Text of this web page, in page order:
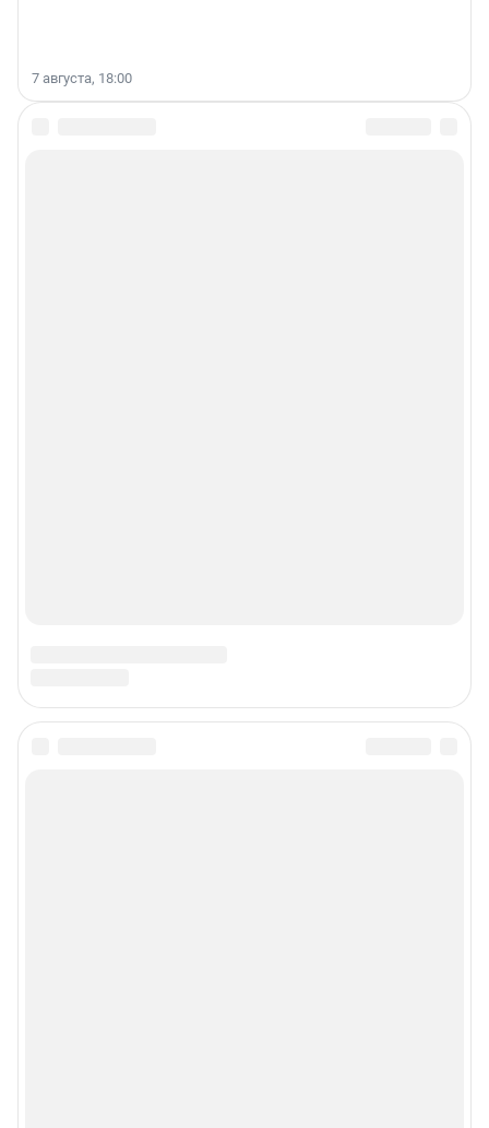
7 августа, 18:00